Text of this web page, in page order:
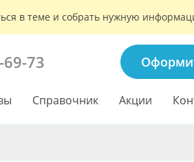
в теме и собрать нужную
73
Справочник Акции